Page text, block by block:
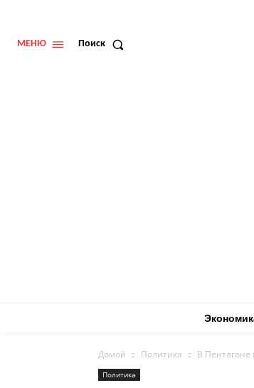
МЕНЮ Поиск
Домой Политика В Пентагоне
Политика